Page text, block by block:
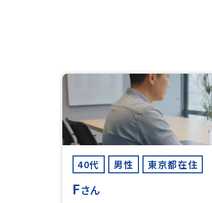
40代 男性 東京都在住
Fさん